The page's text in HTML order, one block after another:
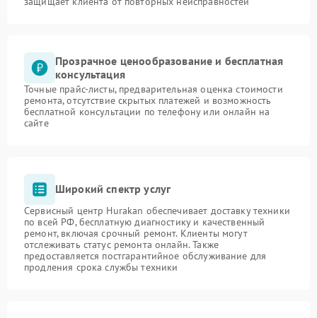
Прозрачное ценообразование и бесплатная
консультация
Точные прайс-листы, предварительная оценка стоимости
ремонта, отсутствие скрытых платежей и возможность
бесплатной консультации по телефону или онлайн на
сайте
Широкий спектр услуг
Сервисный центр Hurakan обеспечивает доставку техники
по всей РФ, бесплатную диагностику и качественный
ремонт, включая срочный ремонт. Клиенты могут
отслеживать статус ремонта онлайн. Также
предоставляется постгарантийное обслуживание для
продления срока службы техники